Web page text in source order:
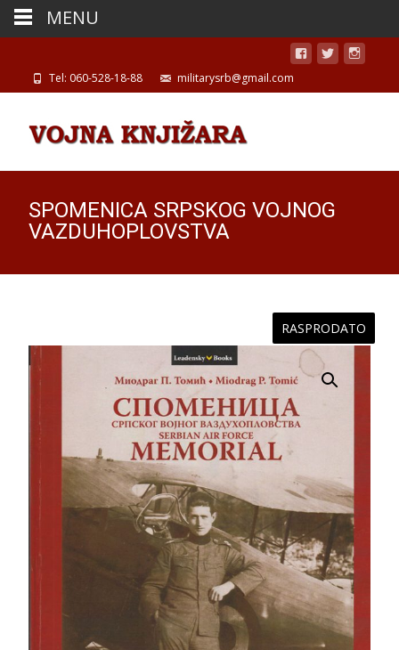
Tel: 060-528-18-88 militarysrb@gmail.com
SPOMENICA SRPSKOG VOJNOG
VAZDUHOPLOVSTVA
RASPRODATO
MENU